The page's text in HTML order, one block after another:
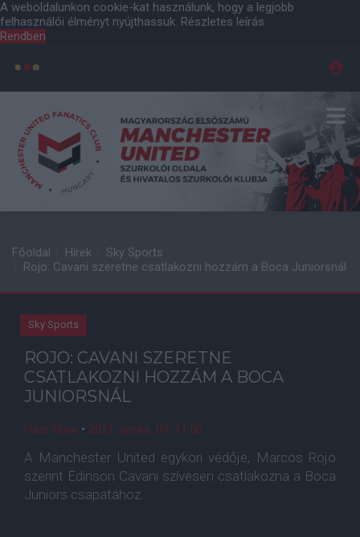
A weboldalunkon cookie-kat használunk, hogy a legjobb
felhasználói élményt nyújthassuk. Részletes leírás
Rendben
Főoldal Hírek
Sky Sports
Rojo: Cavani szeretne csatlakozni hozzám a Boca Juniorsnál
Sky Sports
ROJO: CAVANI SZERETNE
CSATLAKOZNI HOZZÁM A BOCA
JUNIORSNÁL
Házi Tibor • 2021. április. 09. 11:50
A Manchester United egykori védője, Marcos Rojo
szerint Edinson Cavani szívesen csatlakozna a Boca
Juniors csapatához.